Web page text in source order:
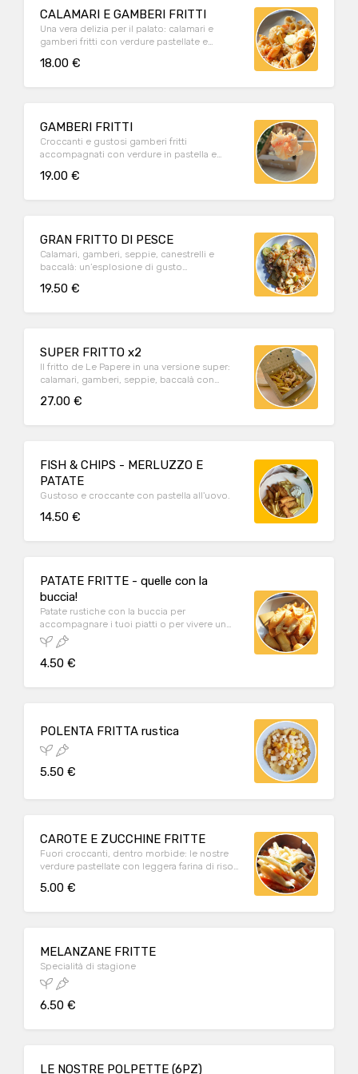
CALAMARI E GAMBERI FRITTI
Una vera delizia per il palato: calamari e
gamberi fritti con verdure pastellate e
18.00 €
GAMBERI FRITTI
Croccanti e gustosi gamberi fritti
accompagnati con verdure in pastella e
19.00 €
GRAN FRITTO DI PESCE
Calamari, gamberi, seppie, canestrelli e
baccalà: un’esplosione di gusto
morbida polenta bianca
19.50 €
SUPER FRITTO x2
Il fritto de Le Papere in una versione super:
calamari, gamberi, seppie, baccalà con
bianca morbida. Ideale per un pranzo o una
27.00 €
FISH & CHIPS - MERLUZZO E
PATATE
Gustoso e croccante con pastella all'uovo.
14.50 €
PATATE FRITTE - quelle con la
buccia!
Patate rustiche con la buccia per
accompagnare i tuoi piatti o per vivere un
piccolo momento di piacere.
4.50 €
POLENTA FRITTA rustica
5.50 €
CAROTE E ZUCCHINE FRITTE
Fuori croccanti, dentro morbide: le nostre
verdure pastellate con leggera farina di riso
5.00 €
MELANZANE FRITTE
Specialità di stagione
6.50 €
LE NOSTRE POLPETTE (6PZ)